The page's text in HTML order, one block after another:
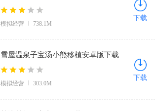
新生活安装器)v518f723 安卓版
模拟经营 738.1M
下载
雪屋温泉子宝汤小熊移植安卓版下载
v1.0.8 手机版
模拟经营 303.0M
下载